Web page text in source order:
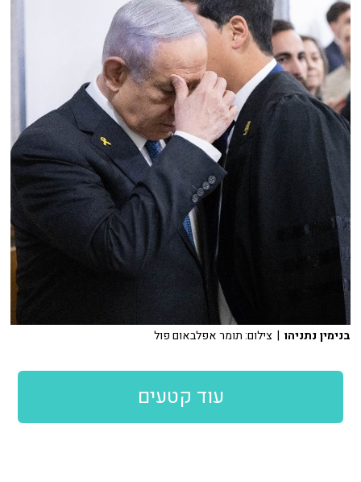
בנימין נתניהו | צילום: תומר אפלבאום פול
עוד קטעים